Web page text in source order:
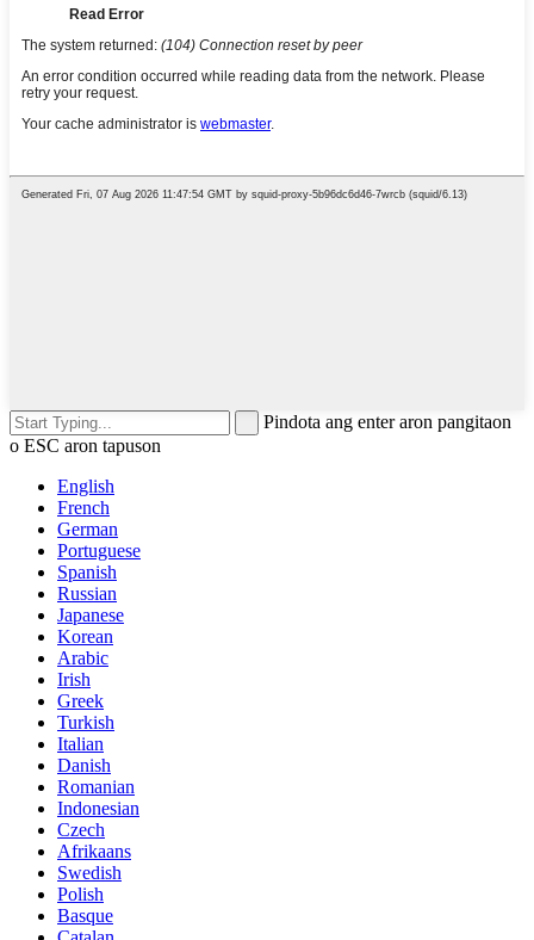
Pindota ang enter aron pangitaon
o ESC aron tapuson
English
French
German
Portuguese
Spanish
Russian
Japanese
Korean
Arabic
Irish
Greek
Turkish
Italian
Danish
Romanian
Indonesian
Czech
Afrikaans
Swedish
Polish
Basque